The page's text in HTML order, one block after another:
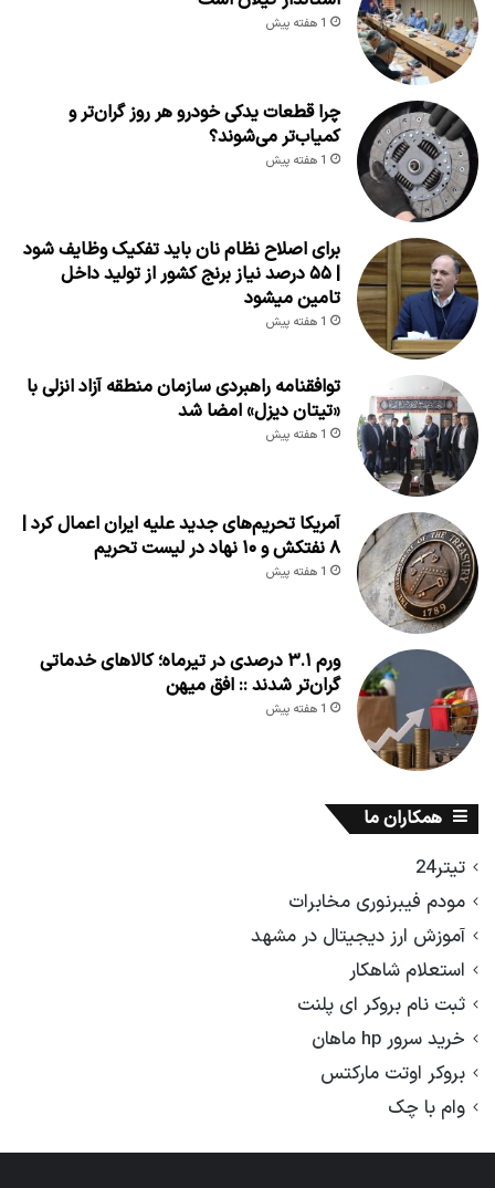
1 هفته پیش
چرا قطعات یدکی خودرو هر روز گران‌تر و
کمیاب‌تر می‌شوند؟
1 هفته پیش
برای اصلاح نظام نان باید تفکیک وظایف شود
| ۵۵ درصد نیاز برنج کشور از تولید داخل
تامین میشود
1 هفته پیش
توافقنامه راهبردی سازمان منطقه آزاد انزلی با
«تیتان دیزل» امضا شد
1 هفته پیش
آمریکا تحریم‌های جدید علیه ایران اعمال کرد |
۸ نفتکش و ۱۰ نهاد در لیست تحریم
1 هفته پیش
ورم ۳.۱ درصدی در تیرماه؛ کالاهای خدماتی
گران‌تر شدند :: افق میهن
1 هفته پیش
همکاران ما
تیتر24
مودم فیبرنوری مخابرات
آموزش ارز دیجیتال در مشهد
استعلام شاهکار
ثبت نام بروکر ای پلنت
خرید سرور hp ماهان
بروکر اوتت مارکتس
وام با چک